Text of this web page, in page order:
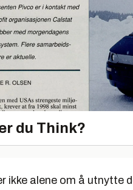
du Think?
ikke alene om å utnytte